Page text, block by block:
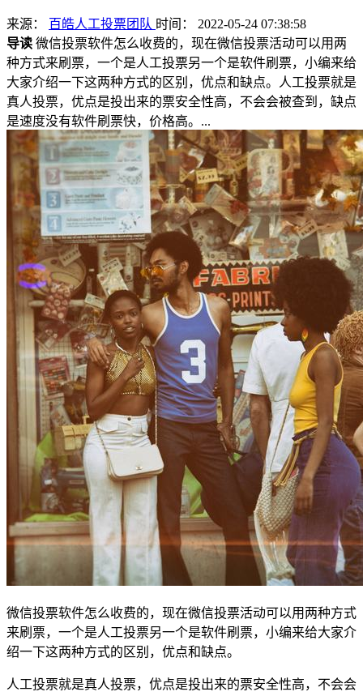
来源： 百皓人工投票团队 时间： 2022-05-24 07:38:58
导读 微信投票软件怎么收费的，现在微信投票活动可以用两
种方式来刷票，一个是人工投票另一个是软件刷票，小编来给
大家介绍一下这两种方式的区别，优点和缺点。人工投票就是
真人投票，优点是投出来的票安全性高，不会会被查到，缺点
是速度没有软件刷票快，价格高。...
微信投票软件怎么收费的，现在微信投票活动可以用两种方式
来刷票，一个是人工投票另一个是软件刷票，小编来给大家介
绍一下这两种方式的区别，优点和缺点。
人工投票就是真人投票，优点是投出来的票安全性高，不会会